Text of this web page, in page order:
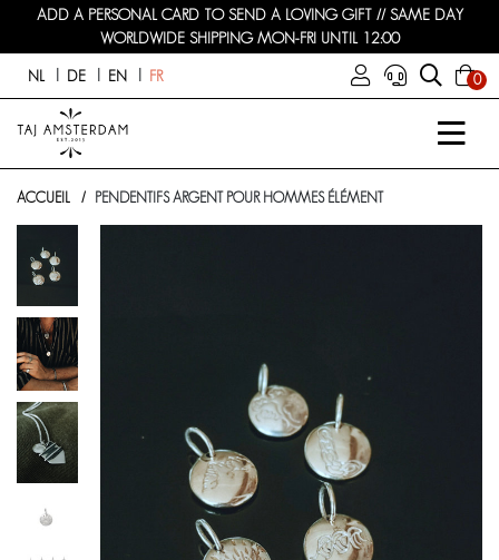
ADD A PERSONAL CARD TO SEND A LOVING GIFT // SAME DAY
WORLDWIDE SHIPPING MON-FRI UNTIL 12:00
NL DE EN FR 0
ACCUEIL PENDENTIFS ARGENT POUR HOMMES ÉLÉMENT